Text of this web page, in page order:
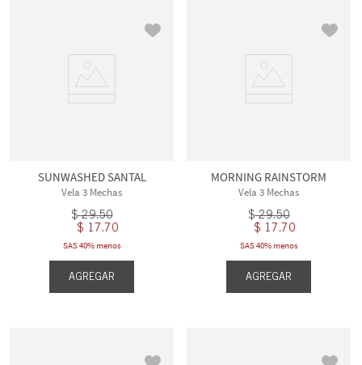
SUNWASHED SANTAL
Vela 3 Mechas
$ 29.50
$ 17.70
SAS 40% menos
AGREGAR
MORNING RAINSTORM
Vela 3 Mechas
$ 29.50
$ 17.70
SAS 40% menos
AGREGAR